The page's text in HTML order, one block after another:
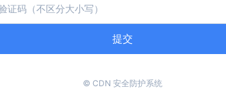
提交
© CDN 安全防护系统